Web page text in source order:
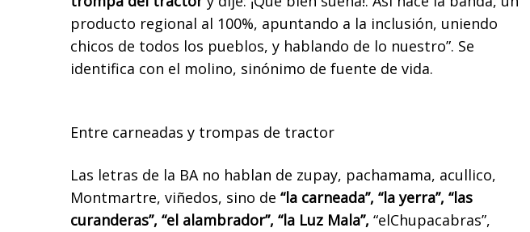
producto regional al 100%, apuntando a la inclusión, uniendo
chicos de todos los pueblos, y hablando de lo nuestro”. Se
identifica con el molino, sinónimo de fuente de vida.
Entre carneadas y trompas de tractor
Las letras de la BA no hablan de zupay, pachamama, acullico,
Montmartre, viñedos, sino de “la carneada”, “la yerra”, “las
curanderas”, “el alambrador”, “la Luz Mala”, “elChupacabras”,